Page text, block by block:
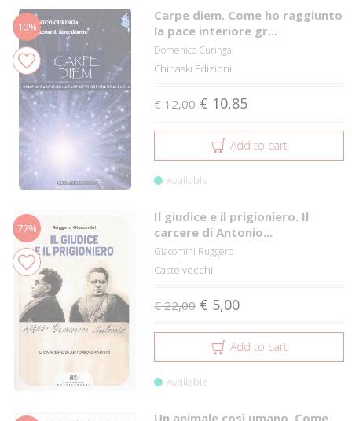
10%
Carpe diem. Come ho raggiunto
la pace interiore gr...
Domenico Curinga
Chinaski Edizioni
€ 12,00 € 10,85
Add to cart
Available
77%
Il giudice e il prigioniero. Il
carcere di Antonio...
Giacomini Ruggero
Castelvecchi
€ 22,00 € 5,00
Add to cart
Available
Un animale così umano. Come